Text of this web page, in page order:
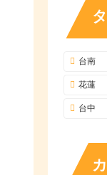
台南
花蓮
台中